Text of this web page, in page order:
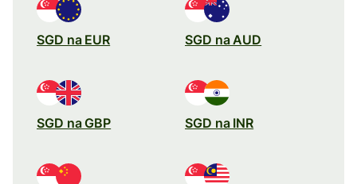
SGD na EUR SGD na AUD
SGD na GBP SGD na INR